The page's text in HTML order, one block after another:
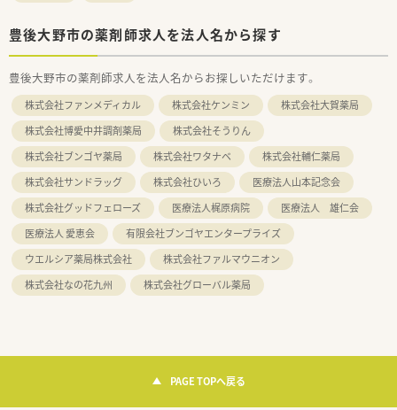
豊後大野市の薬剤師求人を法人名から探す
豊後大野市の薬剤師求人を法人名からお探しいただけます。
株式会社ファンメディカル 株式会社ケンミン
株式会社大賀薬局
株式会社博愛中井調剤薬局
株式会社そうりん
株式会社ブンゴヤ薬局
株式会社ワタナベ
株式会社輔仁薬局
株式会社サンドラッグ
株式会社ひいろ
医療法人山本記念会
株式会社グッドフェローズ
医療法人梶原病院
医療法人 雄仁会
医療法人 愛恵会
有限会社ブンゴヤエンタープライズ
ウエルシア薬局株式会社
株式会社ファルマウニオン
株式会社なの花九州
株式会社グローバル薬局
PAGE TOPへ戻る